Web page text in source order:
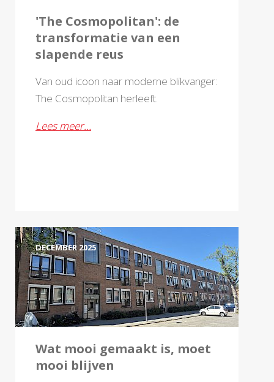
'The Cosmopolitan': de
transformatie van een
slapende reus
Van oud icoon naar moderne blikvanger:
The Cosmopolitan herleeft.
Lees meer…
DECEMBER 2025
Wat mooi gemaakt is, moet
mooi blijven